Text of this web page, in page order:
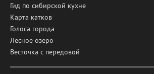
Гид по сибирской кухне
Карта катков
Голоса города
Лесное озеро
Весточка с передовой